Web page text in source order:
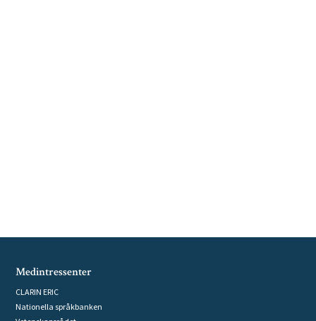
Medintressenter
CLARIN ERIC
Nationella språkbanken